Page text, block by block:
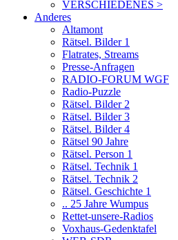
VERSCHIEDENES >
Anderes
Altamont
Rätsel. Bilder 1
Flatrates, Streams
Presse-Anfragen
RADIO-FORUM WGF
Radio-Puzzle
Rätsel. Bilder 2
Rätsel. Bilder 3
Rätsel. Bilder 4
Rätsel 90 Jahre
Rätsel. Person 1
Rätsel. Technik 1
Rätsel. Technik 2
Rätsel. Geschichte 1
.. 25 Jahre Wumpus
Rettet-unsere-Radios
Voxhaus-Gedenktafel